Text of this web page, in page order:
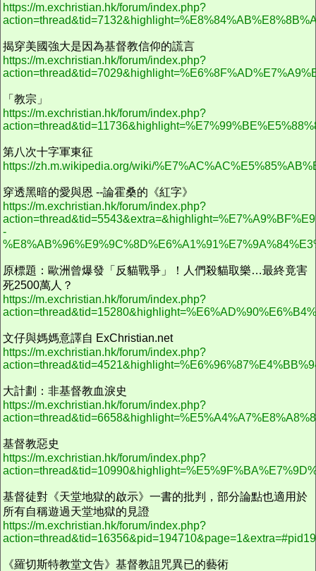
https://m.exchristian.hk/forum/index.php?
揭穿美國強大是因為基督教信仰的謊言
https://m.exchristian.hk/forum/index.php?
「教宗」
https://m.exchristian.hk/forum/index.php?
第八次十字軍東征
https://zh.m.wikipedia.org/wiki/
穿透黑暗的愛與恩 --論霍桑的《紅字》
https://m.exchristian.hk/forum/index.php?
-
原標題：歐洲曾爆發「反貓戰爭」！人們殺貓取樂…最終竟害
死2500萬人？
https://m.exchristian.hk/forum/index.php?
文仔與媽媽意譯自 ExChristian.net
https://m.exchristian.hk/forum/index.php?
大計劃：非基督教血淚史
https://m.exchristian.hk/forum/index.php?
基督教惡史
https://m.exchristian.hk/forum/index.php?
基督徒對《天堂地獄的啟示》一書的批判，部分論點也適用於
所有自稱遊過天堂地獄的見證
https://m.exchristian.hk/forum/index.php?
《羅切斯特教堂文告》基督教詛咒異已的藝術